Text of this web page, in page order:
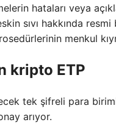
hataları veya
sıvı hakkında
menkul
kripto ETP
tek şifreli para
arıyor.